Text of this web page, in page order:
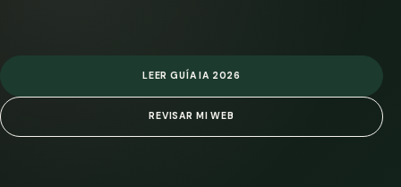
LEER GUÍA IA 2026
REVISAR MI WEB